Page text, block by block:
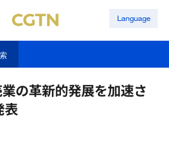
Language
の革新的発展を加速さ
表